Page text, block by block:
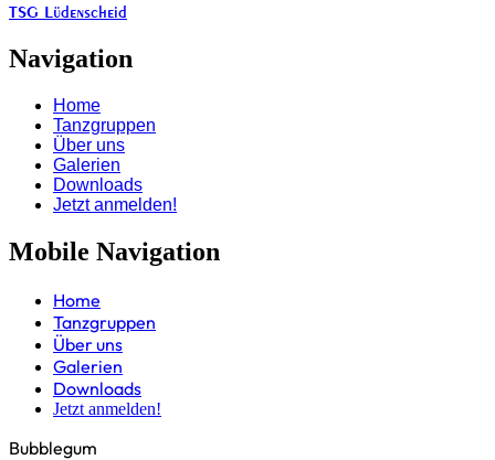
TSG Lüdenscheid
Navigation
Home
Tanzgruppen
Über uns
Galerien
Downloads
Jetzt anmelden!
Mobile Navigation
Home
Tanzgruppen
Über uns
Galerien
Downloads
Jetzt anmelden!
Bubblegum